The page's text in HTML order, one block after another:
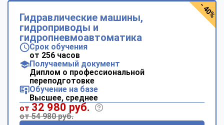
Гидравлические машины,
гидроприводы и
гидропневмоавтоматика
Срок обучения
от 256 часов
Получаемый документ
Диплом о профессиональной
переподготовке
Обучение на базе
Высшее, среднее
от 32 980 руб.
от 54 980 руб.
- 40%